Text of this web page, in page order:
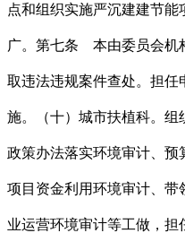
点和组织实施严沉建建节
广。第七条 本由委员会机
取违法违规案件查处。担
施。（十）城市扶植科。组
政策办法落实环境审计、预
项目资金利用环境审计、带
业运营环境审计等工做，